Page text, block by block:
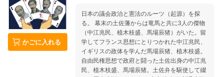
り 過剰流動性と狂乱物価 密使パリに飛ぶ
ワシントン郊外での説得工作 大蔵大臣への建
白書第6章 撤退 御前会議 ホール・イン・
ワン 大蔵省対日本銀行 氷川寮の秘密会談
天皇内奏問題第7章 陥落 父子二代の運命
井上事件の真相 落城 空白の二時間 壮大な
偽装主な参考資料本書の発行に当たって
かごに入れる
日本の議会政治と憲法のルーツ（起源）を探
る。 幕末の土佐藩からは竜馬と共に3人の傑物
（中江兆民、植木枝盛、馬場辰猪）がいた。留
学してフランス思想にとりつかれた中江兆民、
イギリスの政体を学んだ馬場辰猪、植木枝盛。
自由民権思想で政府と闘った土佐出身の中江兆
民、植木枝盛、馬場辰猪。土佐弁を駆使して綴